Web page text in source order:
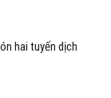
hai tuyến dịch